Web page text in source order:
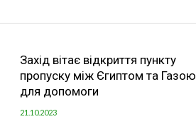
Захід вітає відкриття пункту
пропуску між Єгиптом та Газою
для допомоги
21.10.2023